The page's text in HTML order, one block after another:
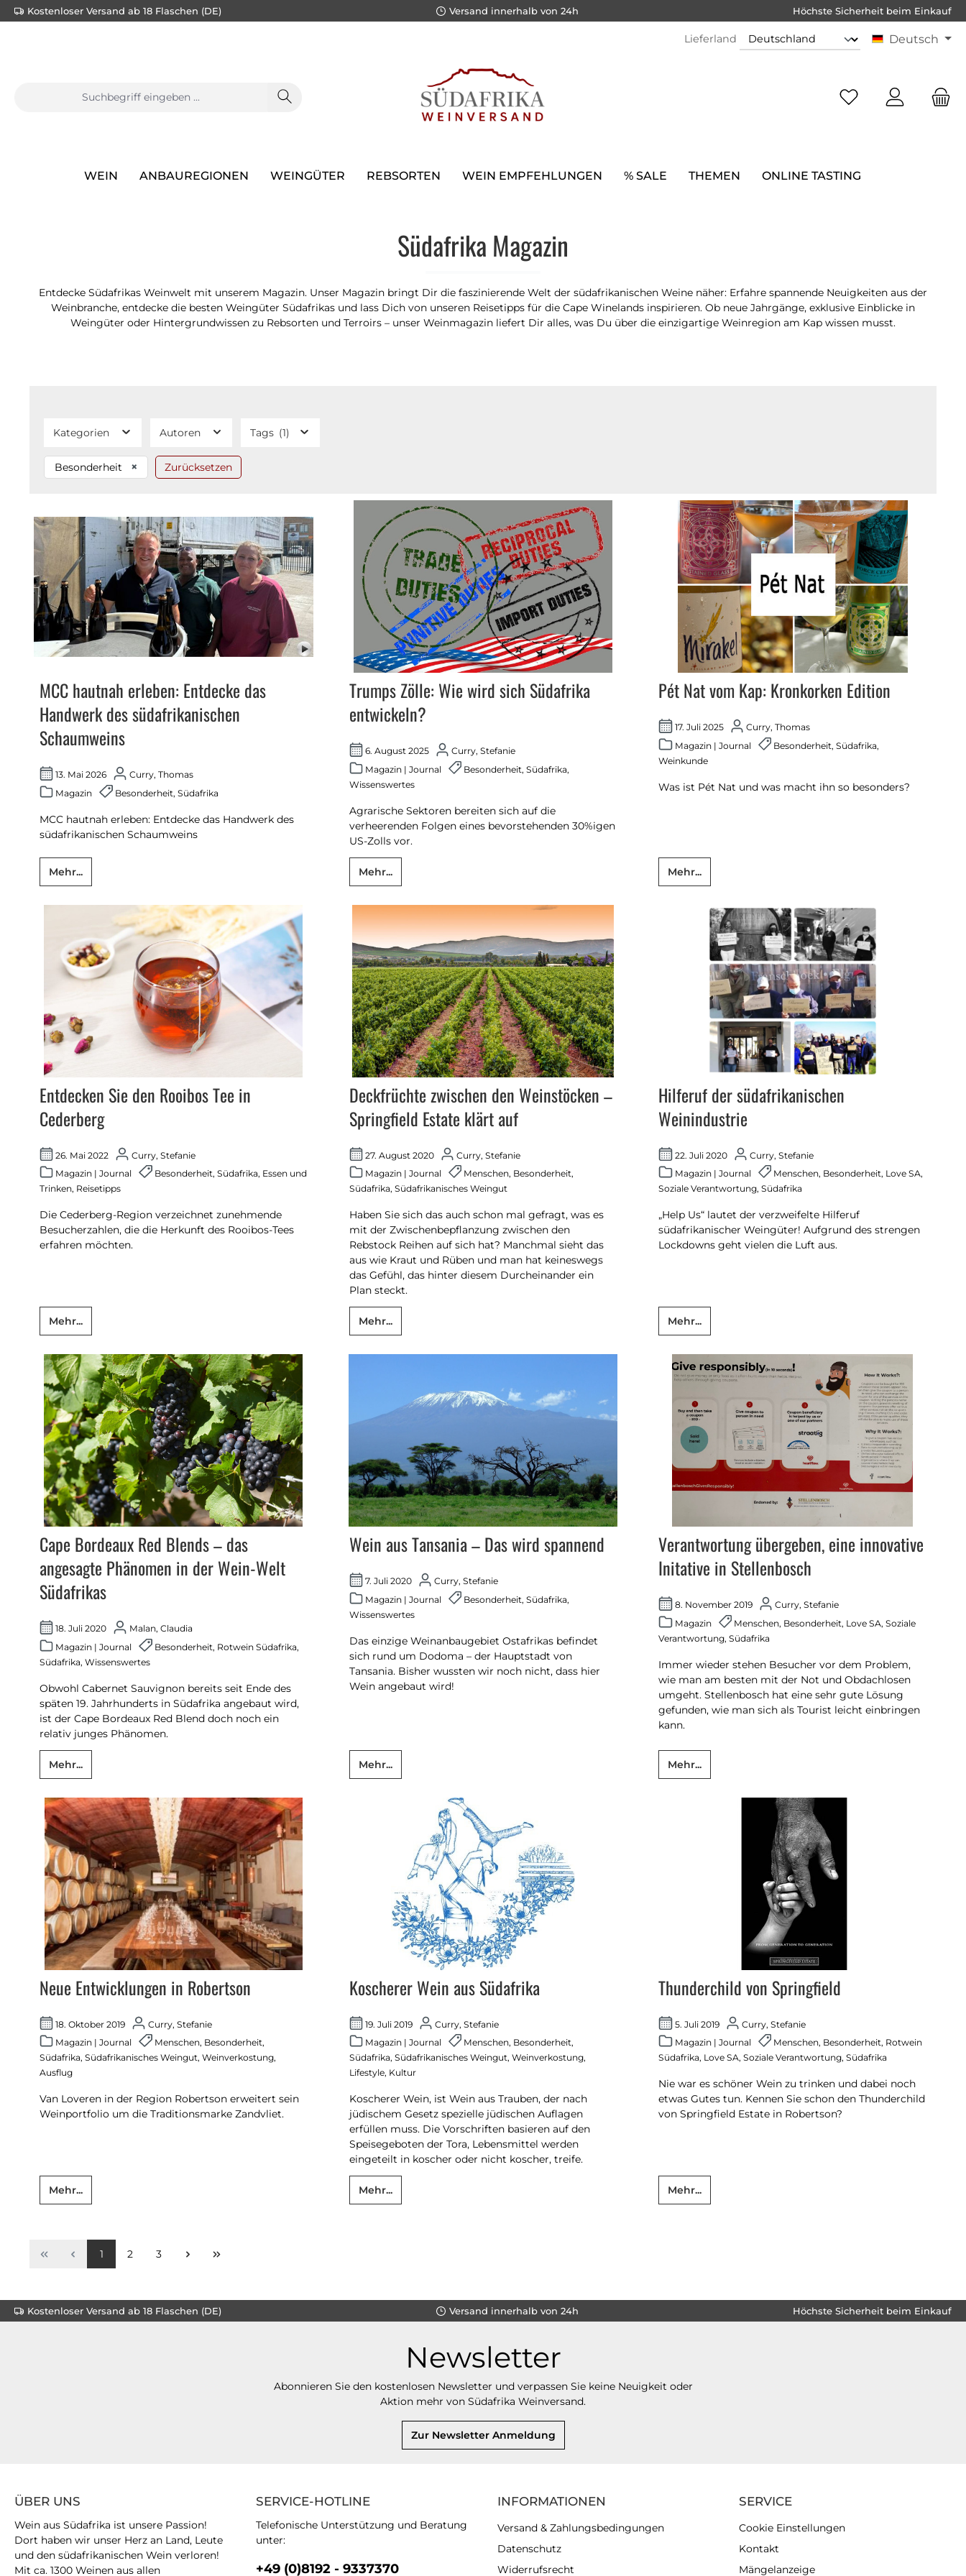
Zur Hauptnavigation springen
Kostenloser Versand ab 18 Flaschen (DE) Versand innerhalb von 24h Höchste Sicherheit beim Einkauf
Lieferland Deutsch
WEIN ANBAUREGIONEN WEINGÜTER REBSORTEN WEIN EMPFEHLUNGEN % SALE THEMEN ONLINE TASTING
Südafrika Magazin
Entdecke Südafrikas Weinwelt mit unserem Magazin. Unser Magazin bringt Dir die faszinierende Welt der südafrikanischen Weine näher: Erfahre spannende Neuigkeiten aus der
Weinbranche, entdecke die besten Weingüter Südafrikas und lass Dich von unseren Reisetipps für die Cape Winelands inspirieren. Ob neue Jahrgänge, exklusive Einblicke in
Weingüter oder Hintergrundwissen zu Rebsorten und Terroirs – unser Weinmagazin liefert Dir alles, was Du über die einzigartige Weinregion am Kap wissen musst.
Kategorien Autoren Tags (1)
Besonderheit × Zurücksetzen
MCC hautnah erleben: Entdecke das
Handwerk des südafrikanischen
Schaumweins
13. Mai 2026
Curry, Thomas
Magazin
Besonderheit, Südafrika
MCC hautnah erleben: Entdecke das Handwerk des
südafrikanischen Schaumweins
Mehr...
Trumps Zölle: Wie wird sich Südafrika
entwickeln?
6. August 2025
Curry, Stefanie
Magazin| Journal Besonderheit,Südafrika,
Wissenswertes
Agrarische Sektoren bereiten sich auf die
verheerenden Folgen eines bevorstehenden 30%igen
US-Zolls vor.
Mehr...
Pét Nat vom Kap: Kronkorken Edition
17. Juli 2025
Curry, Thomas
Magazin| Journal Besonderheit, Südafrika,
Weinkunde
Was ist Pét Nat und was macht ihn so besonders?
Mehr...
Entdecken Sie den Rooibos Tee in
Cederberg
26. Mai 2022
Curry, Stefanie
Magazin |Journal Besonderheit, Südafrika, Essen und
Trinken, Reisetipps
Die Cederberg-Region verzeichnet zunehmende
Besucherzahlen, die die Herkunft des Rooibos-Tees
erfahren möchten.
Mehr...
Deckfrüchte zwischen den Weinstöcken –
Springfield Estate klärt auf
27. August 2020
Curry, Stefanie
Magazin| Journal Menschen, Besonderheit,
Südafrika, Südafrikanisches Weingut
Haben Sie sich das auch schon mal gefragt, was es
mit der Zwischenbepflanzung zwischen den
Rebstock Reihen auf sich hat? Manchmal sieht das
aus wie Kraut und Rüben und man hat keineswegs
das Gefühl, das hinter diesem Durcheinander ein
Plan steckt.
Mehr...
Hilferuf der südafrikanischen
Weinindustrie
22. Juli 2020
Curry, Stefanie
Magazin| Journal Menschen, Besonderheit, Love SA,
Soziale Verantwortung,Südafrika
„Help Us“ lautet der verzweifelte Hilferuf
südafrikanischer Weingüter! Aufgrund des strengen
Lockdowns geht vielen die Luft aus.
Mehr...
Cape Bordeaux Red Blends – das
angesagte Phänomen in der Wein-Welt
Südafrikas
18. Juli 2020
Malan, Claudia
Magazin |Journal Besonderheit, Rotwein Südafrika,
Südafrika, Wissenswertes
Obwohl Cabernet Sauvignon bereits seit Ende des
späten 19. Jahrhunderts in Südafrika angebaut wird,
ist der Cape Bordeaux Red Blend doch noch ein
relativ junges Phänomen.
Mehr...
Wein aus Tansania – Das wird spannend
7. Juli 2020
Curry, Stefanie
Magazin| Journal Besonderheit,Südafrika,
Wissenswertes
Das einzige Weinanbaugebiet Ostafrikas befindet
sich rund um Dodoma – der Hauptstadt von
Tansania. Bisher wussten wir noch nicht, dass hier
Wein angebaut wird!
Mehr...
Verantwortung übergeben, eine innovative
Initative in Stellenbosch
8. November 2019
Curry, Stefanie
Magazin
Menschen, Besonderheit, Love SA, Soziale
Verantwortung,Südafrika
Immer wieder stehen Besucher vor dem Problem,
wie man am besten mit der Not und Obdachlosen
umgeht. Stellenbosch hat eine sehr gute Lösung
gefunden, wie man sich als Tourist leicht einbringen
kann.
Mehr...
Neue Entwicklungen in Robertson
18. Oktober 2019
Curry, Stefanie
Magazin |Journal Menschen, Besonderheit,
Südafrika, Südafrikanisches Weingut, Weinverkostung,
Ausflug
Van Loveren in der Region Robertson erweitert sein
Weinportfolio um die Traditionsmarke Zandvliet.
Mehr...
Koscherer Wein aus Südafrika
19. Juli 2019
Curry, Stefanie
Magazin| Journal Menschen, Besonderheit,
Südafrika, Südafrikanisches Weingut, Weinverkostung,
Lifestyle, Kultur
Koscherer Wein, ist Wein aus Trauben, der nach
jüdischem Gesetz spezielle jüdischen Auflagen
erfüllen muss. Die Vorschriften basieren auf den
Speisegeboten der Tora, Lebensmittel werden
eingeteilt in koscher oder nicht koscher, treife.
Mehr...
Thunderchild von Springfield
5. Juli 2019
Curry, Stefanie
Magazin| Journal Menschen, Besonderheit, Rotwein
Südafrika, Love SA,Soziale Verantwortung,Südafrika
Nie war es schöner Wein zu trinken und dabei noch
etwas Gutes tun. Kennen Sie schon den Thunderchild
von Springfield Estate in Robertson?
Mehr...
1 2 3
Kostenloser Versand ab 18 Flaschen (DE) Versand innerhalb von 24h Höchste Sicherheit beim Einkauf
Newsletter
Abonnieren Sie den kostenlosen Newsletter und verpassen Sie keine Neuigkeit oder
Aktion mehr von Südafrika Weinversand.
Zur Newsletter Anmeldung
SERVICE-HOTLINE
Telefonische Unterstützung und Beratung
unter:
+49 (0)8192 - 9337370
ÜBER UNS
Wein aus Südafrika ist unsere Passion!
Dort haben wir unser Herz an Land, Leute
und den südafrikanischen Wein verloren!
Mit ca. 1300 Weinen aus allen
INFORMATIONEN
Versand & Zahlungsbedingungen
Datenschutz
Widerrufsrecht
SERVICE
Cookie Einstellungen
Kontakt
Mängelanzeige